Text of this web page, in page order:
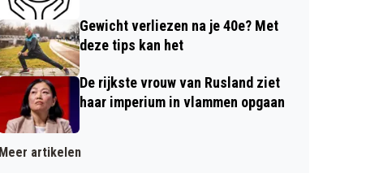
Gewicht verliezen na je 40e? Met
deze tips kan het
De rijkste vrouw van Rusland ziet
haar imperium in vlammen opgaan
Meer artikelen